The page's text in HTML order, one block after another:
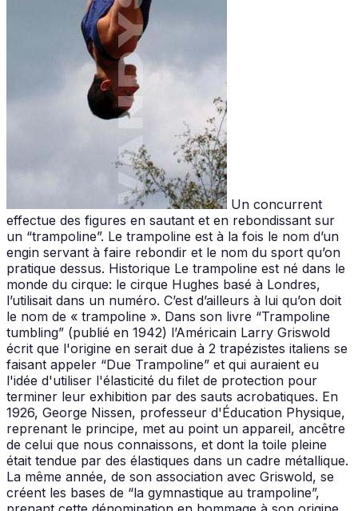
Un concurrent
effectue des figures en sautant et en rebondissant sur
un “trampoline”. Le trampoline est à la fois le nom d’un
engin servant à faire rebondir et le nom du sport qu’on
pratique dessus. Historique Le trampoline est né dans le
monde du cirque: le cirque Hughes basé à Londres,
l’utilisait dans un numéro. C’est d’ailleurs à lui qu’on doit
le nom de « trampoline ». Dans son livre “Trampoline
tumbling” (publié en 1942) l’Américain Larry Griswold
écrit que l'origine en serait due à 2 trapézistes italiens se
faisant appeler “Due Trampoline” et qui auraient eu
l'idée d'utiliser l'élasticité du filet de protection pour
terminer leur exhibition par des sauts acrobatiques. En
1926, George Nissen, professeur d'Éducation Physique,
reprenant le principe, met au point un appareil, ancêtre
de celui que nous connaissons, et dont la toile pleine
était tendue par des élastiques dans un cadre métallique.
La même année, de son association avec Griswold, se
créent les bases de “la gymnastique au trampoline”,